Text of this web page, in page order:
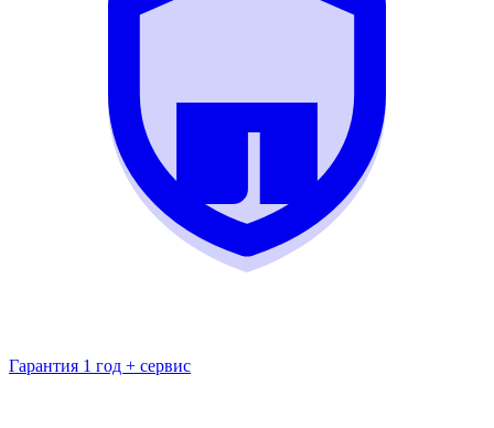
Гарантия 1 год + сервис